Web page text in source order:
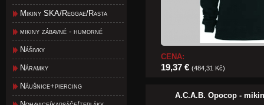
Mikiny SKA/Reggae/Rasta
mikiny zábavné - humorné
Nášivky
Náramky
Náušnice+piercing
CENA:
19,37 € (484,31 Kč)
A.C.A.B. Opocop -